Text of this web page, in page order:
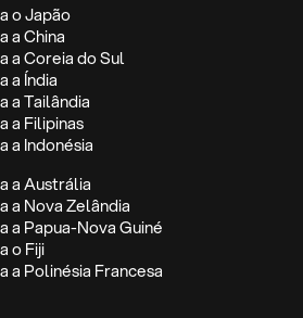
o Japão
a China
a Coreia do Sul
a Índia
a Tailândia
a Filipinas
a Indonésia
a Austrália
a Nova Zelândia
a Papua-Nova Guiné
o Fiji
a Polinésia Francesa